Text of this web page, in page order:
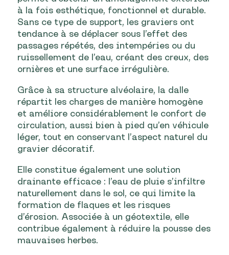
à la fois esthétique, fonctionnel et durable.
Sans ce type de support, les graviers ont
tendance à se déplacer sous l’effet des
passages répétés, des intempéries ou du
ruissellement de l’eau, créant des creux, des
ornières et une surface irrégulière.
Grâce à sa structure alvéolaire, la dalle
répartit les charges de manière homogène
et améliore considérablement le confort de
circulation, aussi bien à pied qu’en véhicule
léger, tout en conservant l’aspect naturel du
gravier décoratif.
Elle constitue également une solution
drainante efficace : l’eau de pluie s’infiltre
naturellement dans le sol, ce qui limite la
formation de flaques et les risques
d’érosion. Associée à un géotextile, elle
contribue également à réduire la pousse des
mauvaises herbes.